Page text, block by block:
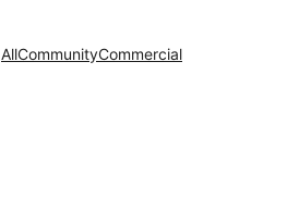
AllCommunityCommercial